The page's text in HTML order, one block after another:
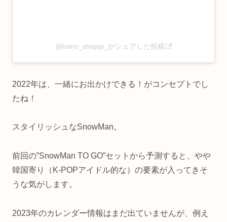
@tomo_shoppi_がシェアした投稿
2022年は、一緒にお出かけできる！がコンセプトでし
たね！
スタイリッシュなSnowMan。
前回の”SnowMan TO GO”セットから予測すると、やや
韓国寄り（K-POPアイドル的な）の要素が入ってきそ
うな気がします。
2023年のカレンダー情報はまだ出ていませんが、例え